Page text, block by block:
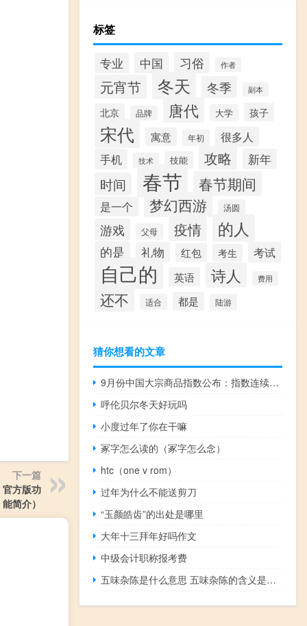
下一篇
方版功
能简介）
标签
专业 中国 习俗 作者
元宵节 冬天 冬季 副本
北京 品牌 唐代 大学 孩子
宋代 寓意 年初 很多人
手机 技术 技能 攻略 新年
时间 春节 春节期间
是一个 梦幻西游 汤圆
游戏 父母 疫情 的人
的是 礼物 红包 考生 考试
自己的 英语 诗人 费用
还不 适合 都是 陆游
猜你想看的文章
9月份中国大宗商品指数公布：指数连续上升 大宗商品市场稳中向好
呼伦贝尔冬天好玩吗
小度过年了你在干嘛
冢字怎么读的（冢字怎么念）
htc（one v rom）
过年为什么不能送剪刀
“玉颜皓齿”的出处是哪里
大年十三拜年好吗作文
中级会计职称报考费
五味杂陈是什么意思 五味杂陈的含义是什么？